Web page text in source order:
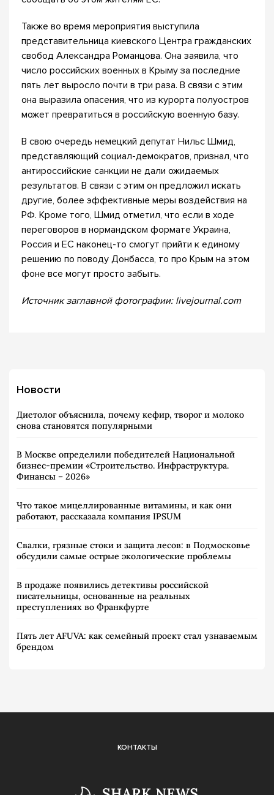
Также во время мероприятия выступила
представительница киевского Центра гражданских
свобод Александра Романцова. Она заявила, что
число российских военных в Крыму за последние
пять лет выросло почти в три раза. В связи с этим
она выразила опасения, что из курорта полуостров
может превратиться в российскую военную базу.
В свою очередь немецкий депутат Нильс Шмид,
представляющий социал-демократов, признал, что
антироссийские санкции не дали ожидаемых
результатов. В связи с этим он предложил искать
другие, более эффективные меры воздействия на
РФ. Кроме того, Шмид отметил, что если в ходе
переговоров в нормандском формате Украина,
Россия и ЕС наконец-то смогут прийти к единому
решению по поводу Донбасса, то про Крым на этом
фоне все могут просто забыть.
Источник заглавной фотографии: livejournal.com
Новости
Диетолог объяснила, почему кефир, творог и молоко
снова становятся популярными
В Москве определили победителей Национальной
бизнес-премии «Строительство. Инфраструктура.
Финансы – 2026»
Что такое мицеллированные витамины, и как они
работают, рассказала компания IPSUM
Свалки, грязные стоки и защита лесов: в Подмосковье
обсудили самые острые экологические проблемы
В продаже появились детективы российской
писательницы, основанные на реальных
преступлениях во Франкфурте
Пять лет AFUVA: как семейный проект стал узнаваемым
брендом
КОНТАКТЫ